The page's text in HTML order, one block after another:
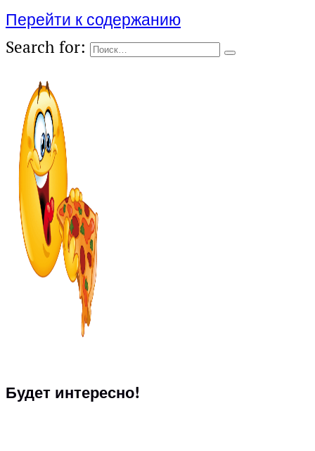
Перейти к содержанию
Search for:
Будет интересно!